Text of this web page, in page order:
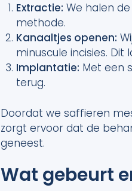
Extractie: We halen
methode.
Kanaaltjes openen:
minuscule incisies. Dit
Implantatie: Met een
terug.
Doordat we saffieren
zorgt ervoor dat de
geneest.
Wat gebeurt